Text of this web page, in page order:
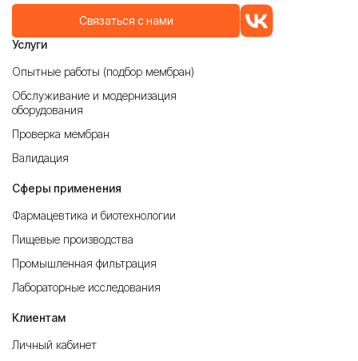
Связаться с нами
Услуги
Опытные работы (подбор мембран)
Обслуживание и модернизация
оборудования
Проверка мембран
Валидация
Сферы применения
Фармацевтика и биотехнологии
Пищевые производства
Промышленная фильтрация
Лабораторные исследования
Клиентам
Личный кабинет